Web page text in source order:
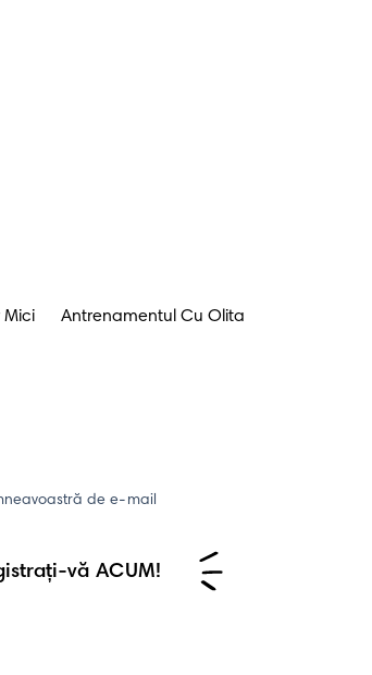
Mici Antrenamentul Cu Olita
de e-mail
vă ACUM!